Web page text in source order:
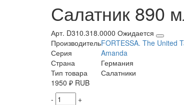
Салатник 890
Арт. D310.318.0000 Ожидается
ПроизводительFORTESSA. The United
Серия
Amanda
Страна
Германия
Тип товара
Салатники
1950 ₽ RUB
-
+